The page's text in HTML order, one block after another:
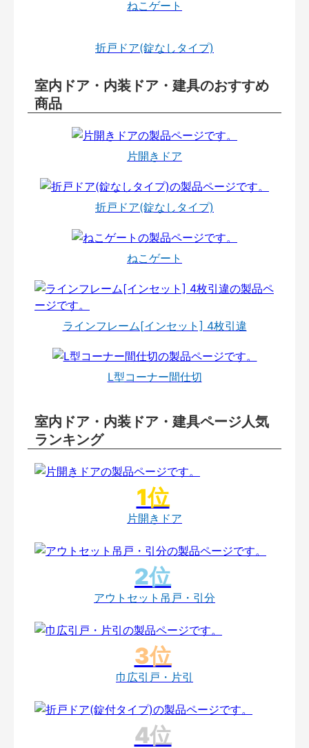
ねこゲート
折戸ドア(錠なしタイプ)
室内ドア・内装ドア・建具のおすすめ
商品
片開きドア
折戸ドア(錠なしタイプ)
ねこゲート
ラインフレーム[インセット] 4枚引違
L型コーナー間仕切
室内ドア・内装ドア・建具ページ人気
ランキング
片開きドア
アウトセット吊戸・引分
巾広引戸・片引